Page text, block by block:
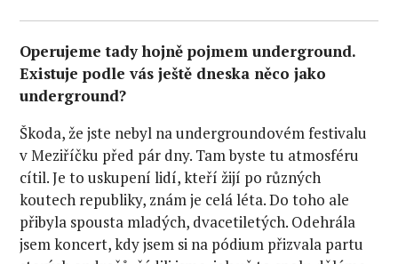
Operujeme tady hojně pojmem underground.
Existuje podle vás ještě dneska něco jako
underground?
Škoda, že jste nebyl na undergroundovém festivalu
v Meziříčku před pár dny. Tam byste tu atmosféru
cítil. Je to uskupení lidí, kteří žijí po různých
koutech republiky, znám je celá léta. Do toho ale
přibyla spousta mladých, dvacetiletých. Odehrála
jsem koncert, kdy jsem si na pódium přizvala partu